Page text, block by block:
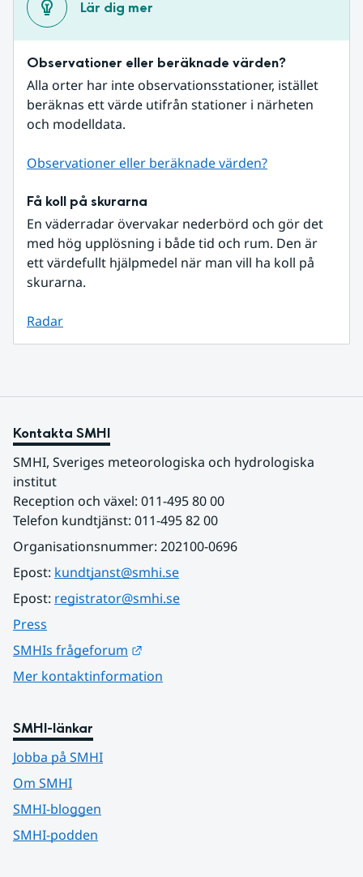
Lär dig mer
Observationer eller beräknade värden?
Alla orter har inte observationsstationer, istället
beräknas ett värde utifrån stationer i närheten
och modelldata.
Observationer eller beräknade värden?
Få koll på skurarna
En väderradar övervakar nederbörd och gör det
med hög upplösning i både tid och rum. Den är
ett värdefullt hjälpmedel när man vill ha koll på
skurarna.
Radar
Kontakta SMHI
SMHI, Sveriges meteorologiska och hydrologiska
institut
Reception och växel: 011-495 80 00
Telefon kundtjänst: 011-495 82 00
Organisationsnummer: 202100-0696
Epost: kundtjanst@smhi.se
Epost: registrator@smhi.se
Press
SMHIs frågeforum
Mer kontaktinformation
SMHI-länkar
Jobba på SMHI
Om SMHI
SMHI-bloggen
SMHI-podden